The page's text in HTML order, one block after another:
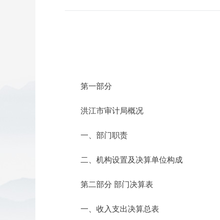
第一部分
洪江市审计局概况
一、部门职责
二、机构设置及决算单位构成
第二部分 部门决算表
一、收入支出决算总表